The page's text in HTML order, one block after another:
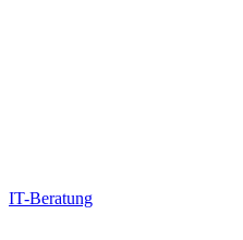
IT-Beratung